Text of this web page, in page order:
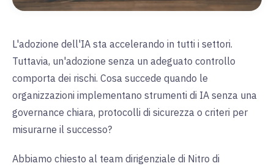
L'adozione dell'IA sta accelerando in tutti i settori.
Tuttavia, un'adozione senza un adeguato controllo
comporta dei rischi. Cosa succede quando le
organizzazioni implementano strumenti di IA senza una
governance chiara, protocolli di sicurezza o criteri per
misurarne il successo?
Abbiamo chiesto al team dirigenziale di Nitro di